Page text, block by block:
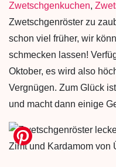
Zwetschgenkuchen,
Zwetschgenröster zu
schon viel früher, wir
schmecken lassen!
Oktober, es wird also
Vergnügen. Zum Glück
und macht dann einige